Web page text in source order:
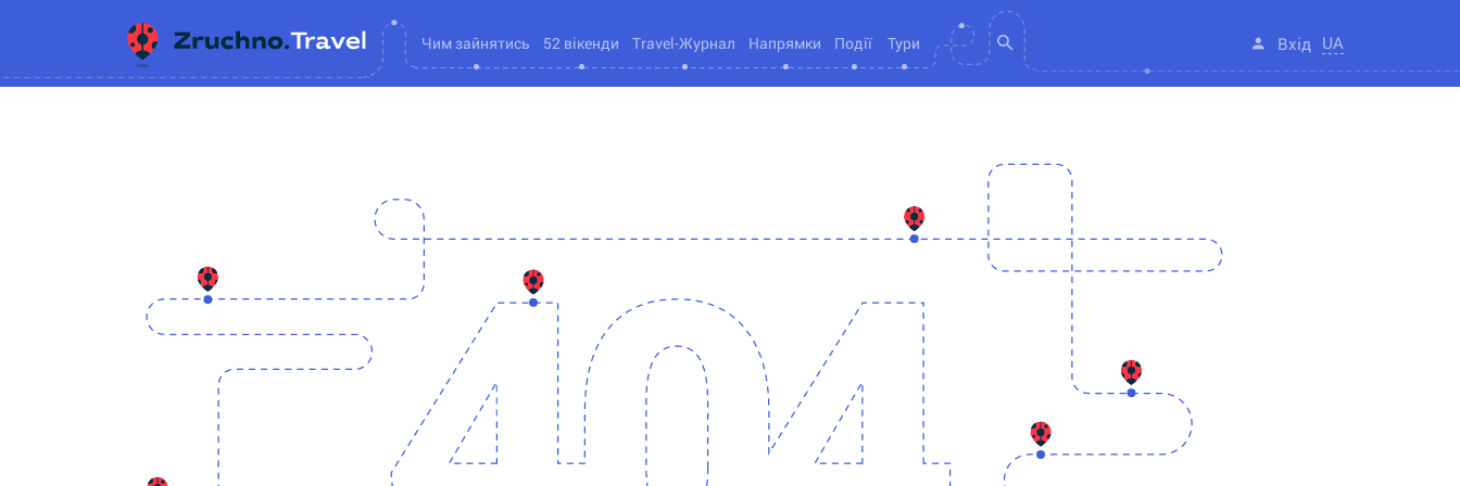
Чим зайнятись 52 вікенди Travel-Журнал Напрямки Події Тури Вхід UA